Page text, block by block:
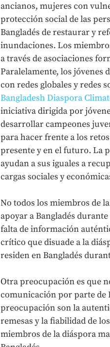
ancianos, mujeres con
protección social de las
Bangladés de restaurar y
inundaciones. Los
a través de asociaciones
Paralelamente, los jóvenes
con redes globales y redes
Bangladesh Diaspora
iniciativa dirigida por
desarrollar campeones
para hacer frente a los
presente y en el futuro. La
ayudan a sus iguales a
cargas sociales y
No todos los miembros de
apoyar a Bangladés
falta de información
crítico que disuade a la
residen en Bangladés
Otra preocupación es que
comunicación por parte de
preocupación son la
remesas y la fiabilidad de
miembros de la diáspora